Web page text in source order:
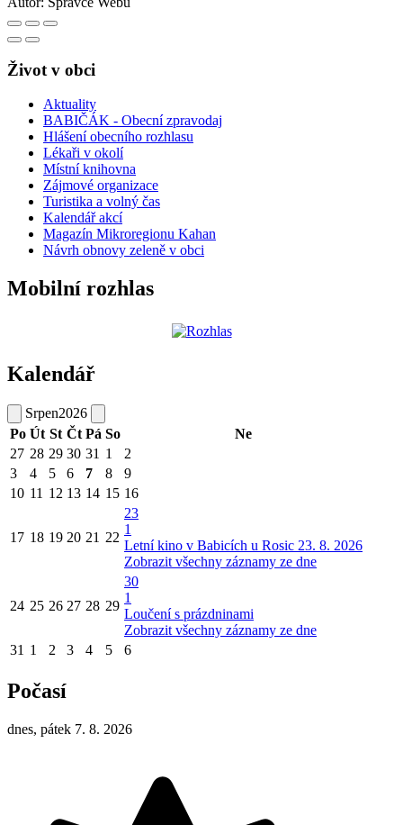
Život v obci
Aktuality
BABIČÁK - Obecní zpravodaj
Hlášení obecního rozhlasu
Lékaři v okolí
Místní knihovna
Zájmové organizace
Turistika a volný čas
Kalendář akcí
Magazín Mikroregionu Kahan
Návrh obnovy zeleně v obci
Mobilní rozhlas
Kalendář
Srpen2026
Po Út St Čt Pá So
Ne
27 28 29 30 31 1
2
3
4 5 6 7 8
9
10 11 12 13 14 15 16
17 18 19 20 21 22
23
1
Letní kino v Babicích u Rosic 23. 8. 2026
Zobrazit všechny záznamy ze dne
24 25 26 27 28 29
30
1
Loučení s prázdninami
Zobrazit všechny záznamy ze dne
31 1 2 3 4 5 6
Počasí
dnes, pátek 7. 8. 2026